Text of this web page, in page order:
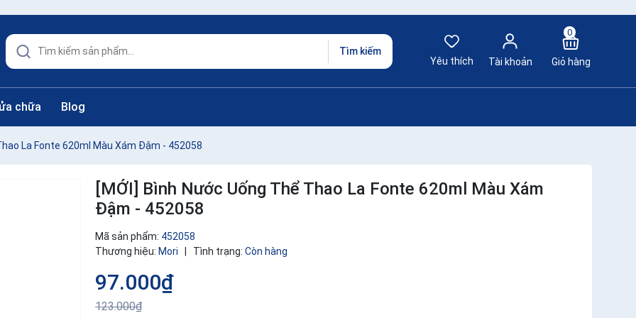
Tìm kiếm
Yêu thích
Tài khoản
0
Giỏ hàng
chữa Blog
La Fonte 620ml Màu Xám Đậm - 452058
[MỚI] Bình Nước Uống Thể Thao La Fonte 620ml Màu Xám
Đậm - 452058
Mã sản phẩm: 452058
Thương hiệu: Mori Tình trạng: Còn hàng
97.000₫
123.000₫